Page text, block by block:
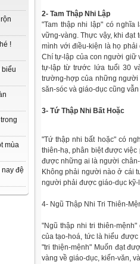
!
biểu
mùa
nay đệ
2- Tam Thập Nhi Lập
"Tam thập nhi lập" có
vững-vàng. Thực vậy, khi
mình với điều-kiện là họ
Chí tự-lập của con người giữ
tự-lập từ trước lứa tuổi 30
trường-hợp của những người
săn-sóc và giáo-dục cũng
3- Tứ Thập Nhi Bất Hoặc
"Tứ thập nhi bất hoặc" có
thiên-hạ, phân biệt được
được những ai là người
Không phải người nào ở cái
người phải được giáo-dục
4- Ngũ Thập Nhi Tri Thiên-
"Ngũ thập nhi tri thiên-
của tạo-hoá, tức là hiểu được
"tri thiện-mệnh" Muốn đạt
vàng về giáo-dục, kiến-văn,